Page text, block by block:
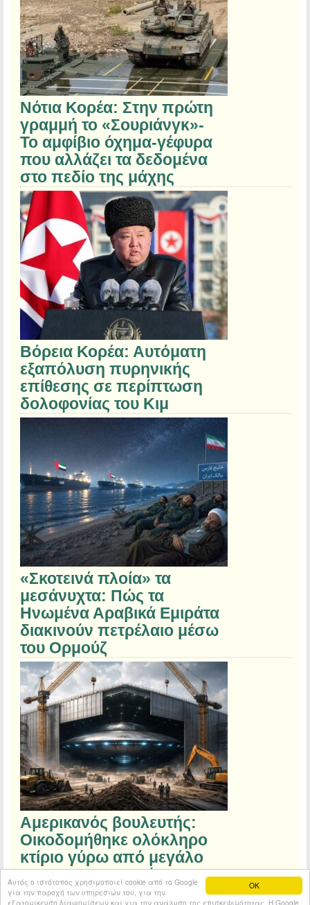
OK
Αυτός ο ιστότοπος χρησιμοποιεί cookie από το Google
για την παροχή των υπηρεσιών του, για την
εξατομίκευση διαφημίσεων και για την ανάλυση της επισκεψιμότητας. Η Google
Νότια Κορέα: Στην πρώτη
γραμμή το «Σουριάνγκ»-
Το αμφίβιο όχημα-γέφυρα
που αλλάζει τα δεδομένα
στο πεδίο της μάχης
Βόρεια Κορέα: Αυτόματη
εξαπόλυση πυρηνικής
επίθεσης σε περίπτωση
δολοφονίας του Κιμ
«Σκοτεινά πλοία» τα
μεσάνυχτα: Πώς τα
Ηνωμένα Αραβικά Εμιράτα
διακινούν πετρέλαιο μέσω
του Ορμούζ
Αμερικανός βουλευτής:
Οικοδομήθηκε ολόκληρο
κτίριο γύρω από μεγάλο
UFO για να το κρύψει